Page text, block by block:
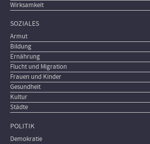
Wirksamkeit
SOZIALES
Armut
Bildung
Ernährung
Flucht und Migration
Frauen und Kinder
Gesundheit
Kultur
Städte
POLITIK
Demokratie